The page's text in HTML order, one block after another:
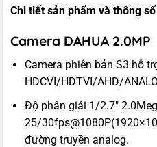
Chi tiết sản phẩm và thông
Camera DAHUA 2.0MP
Camera phiên bản S3 hỗ
HDCVI/HDTVI/AHD/
Độ phân giải 1/2.7″
25/
đường truyền analog.